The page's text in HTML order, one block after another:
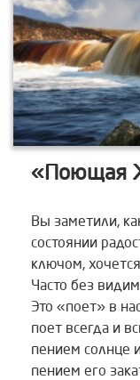
«Поющая
Вы заметили,
состоянии
ключом,
Часто без
Это «поет» в
поет всегда и
пением солнце
пением его